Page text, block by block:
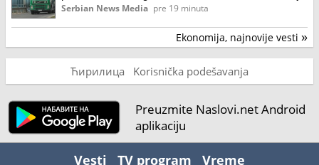
Serbian News Media pre 19 minuta
Ekonomija, najnovije vesti »
Ћирилица Korisnička podešavanja
Preuzmite Naslovi.net Android
aplikaciju
Vesti TV program Vreme